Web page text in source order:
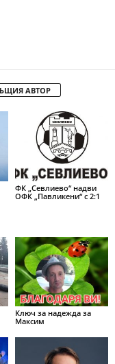
АВТОР
ФК „Севлиево“ надви
ОФК „Павликени“ с 2:1
Ключ за надежда за
Максим